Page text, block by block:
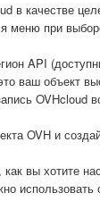
в качестве
меню при
API
ваш объект
OVHcloud
OVH и
вы хотите
использовать